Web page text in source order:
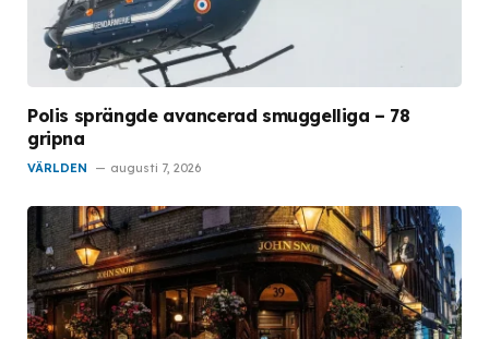
Polis sprängde avancerad smuggelliga – 78
gripna
VÄRLDEN augusti 7, 2026